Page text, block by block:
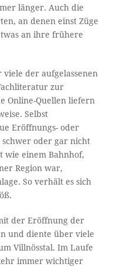
länger. Auch die
an denen einst Züge
an ihre frühere
der aufgelassenen
zur
Online-Quellen liefern
Selbst
Eröffnungs- oder
oder gar nicht
wie einem Bahnhof,
Region war,
So verhält es sich
der Eröffnung der
und diente über viele
Villnösstal. Im Laufe
immer wichtiger